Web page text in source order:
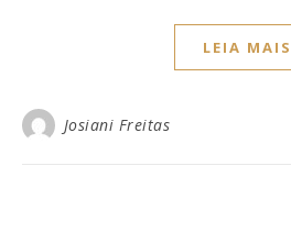
LEIA MAIS
Josiani Freitas